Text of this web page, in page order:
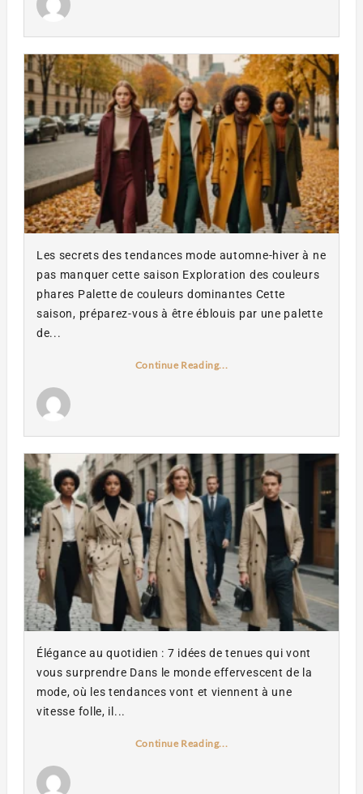
Les secrets des tendances mode automne-hiver à ne
pas manquer cette saison Exploration des couleurs
phares Palette de couleurs dominantes Cette
saison, préparez-vous à être éblouis par une palette
de...
Continue Reading...
Élégance au quotidien : 7 idées de tenues qui vont
vous surprendre Dans le monde effervescent de la
mode, où les tendances vont et viennent à une
vitesse folle, il...
Continue Reading...